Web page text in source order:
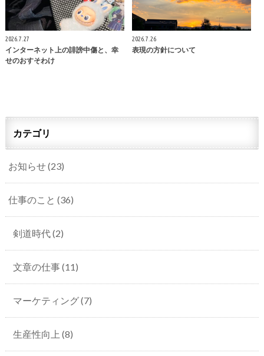
2026.7.27
インターネット上の誹謗中傷と、幸
せのおすそわけ
2026.7.26
表現の方針について
カテゴリ
お知らせ(23)
仕事のこと (36)
剣道時代(2)
文章の仕事(11)
マーケティング(7)
生産性向上 (8)